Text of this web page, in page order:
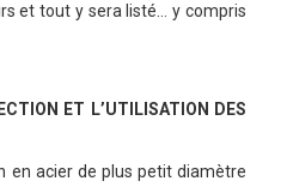
et tout y sera listé… y compris
ET L’UTILISATION DES
en acier de plus petit diamètre